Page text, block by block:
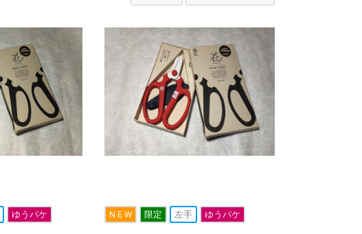
ゆうパケ N E W 限定 左手 ゆうパケ